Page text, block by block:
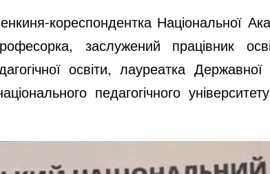
кореспондентка Національної
заслужений працівник
освіти, лауреатка
педагогічного